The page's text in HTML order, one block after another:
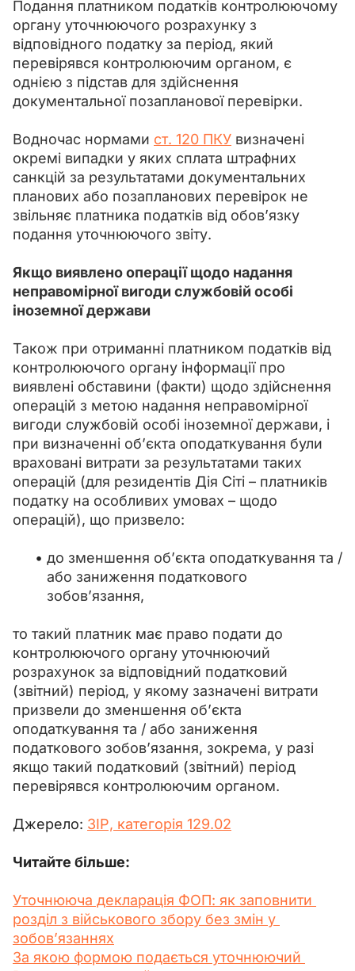
Подання платником податків контролюючому
органу уточнюючого розрахунку з
відповідного податку за період, який
перевірявся контролюючим органом, є
однією з підстав для здійснення
документальної позапланової перевірки.
Водночас нормами ст. 120 ПКУ визначені
окремі випадки у яких сплата штрафних
санкцій за результатами документальних
планових або позапланових перевірок не
звільняє платника податків від обов’язку
подання уточнюючого звіту.
Якщо виявлено операції щодо надання
неправомірної вигоди службовій особі
іноземної держави
Також при отриманні платником податків від
контролюючого органу інформації про
виявлені обставини (факти) щодо здійснення
операцій з метою надання неправомірної
вигоди службовій особі іноземної держави, і
при визначенні об’єкта оподаткування були
враховані витрати за результатами таких
операцій (для резидентів Дія Сіті – платників
податку на особливих умовах – щодо
операцій), що призвело:
до зменшення об’єкта оподаткування та /
або заниження податкового
зобов’язання,
то такий платник має право подати до
контролюючого органу уточнюючий
розрахунок за відповідний податковий
(звітний) період, у якому зазначені витрати
призвели до зменшення об’єкта
оподаткування та / або заниження
податкового зобов’язання, зокрема, у разі
якщо такий податковий (звітний) період
перевірявся контролюючим органом.
Джерело: ЗІР, категорія 129.02
Читайте більше:
Уточнююча декларація ФОП: як заповнити
розділ з військового збору без змін у
зобов’язаннях
За якою формою подається уточнюючий